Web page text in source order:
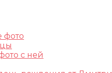
фото
с ней